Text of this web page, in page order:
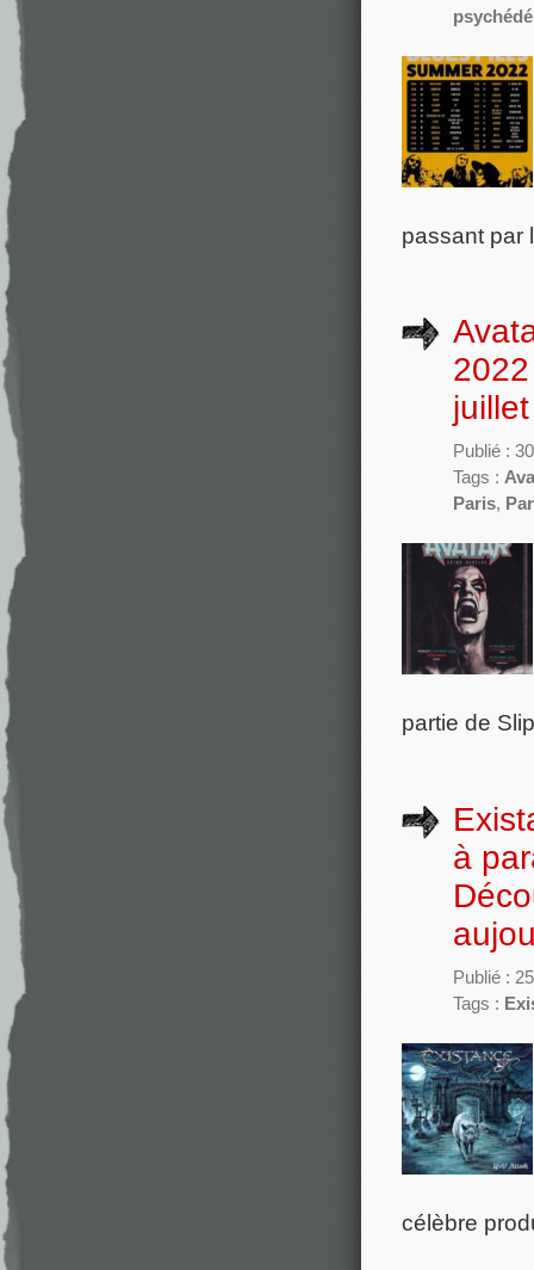
passant par
juillet
Publié :
Tags :
Paris,
partie de
à
Publié :
Tags :
célèbre